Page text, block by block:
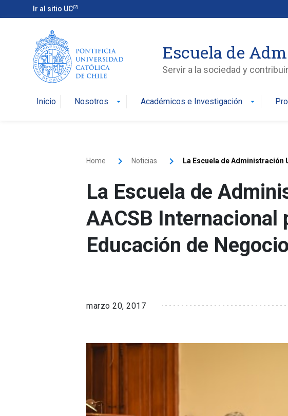
Ir al sitio UC
Escuela de
Servir a la sociedad y
Inicio Nosotros arrow_drop_down Académicos e Investigación arrow_drop_down
Home Noticias La Escuela de Administración
La Escuela de
AACSB Internacional
Educación de
marzo 20, 2017